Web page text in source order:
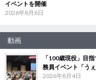
イベントを開催
2026年8月6日
動画
「100歳現役」目
務員イベント「う
2026年8月4日